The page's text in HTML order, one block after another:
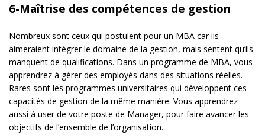
6-Maîtrise des compétences de gestion
Nombreux sont ceux qui postulent pour un MBA car ils
aimeraient intégrer le domaine de la gestion, mais sentent qu’ils
manquent de qualifications. Dans un programme de MBA, vous
apprendrez à gérer des employés dans des situations réelles.
Rares sont les programmes universitaires qui développent ces
capacités de gestion de la même manière. Vous apprendrez
aussi à user de votre poste de Manager, pour faire avancer les
objectifs de l’ensemble de l’organisation.